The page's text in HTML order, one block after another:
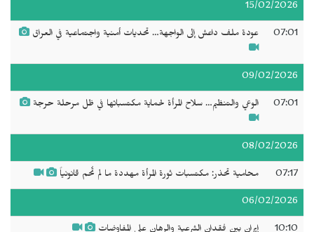
15/02/2026
07:01 عودة ملف داعش إلى الواجهة… تحديات أمنية واجتماعية في العراق
09/02/2026
07:01 الوعي والتنظيم… سلاح المرأة لحماية مكتسباتها في ظل مرحلة حرجة
08/02/2026
07:17 محامية تحذر: مكتسبات ثورة المرأة مهددة ما لم تُحم قانونياً
06/02/2026